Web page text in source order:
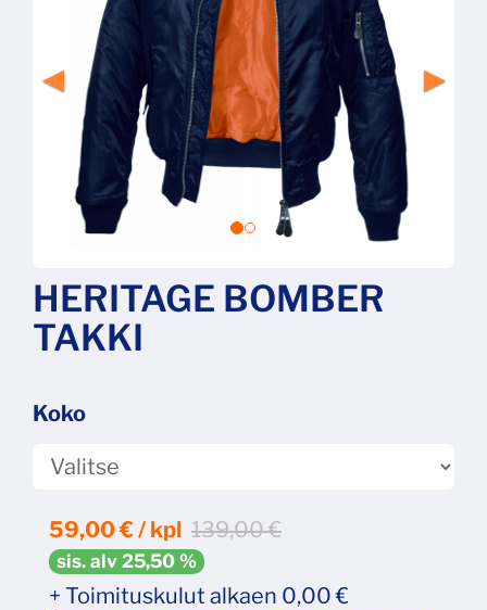
HERITAGE BOMBER
TAKKI
Koko
59,00€ / kpl 139,00 €
sis. alv 25,50 %
+ Toimituskulut alkaen 0,00 €